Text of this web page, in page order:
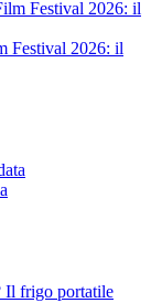
Festival 2026: il
Il frigo portatile